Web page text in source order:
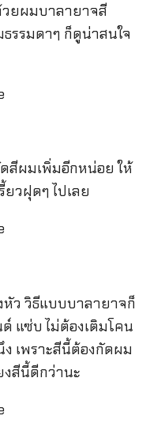
วยผมบาลายาจสี
รรมดาๆ ก็ดูน่าสนใจ
สีผมเพิ่มอีกหน่อย ให้
วฝุดๆ ไปเลย
ว วิธีแบบบาลายาจก็
แซ่บ ไม่ต้องเติมโคน
เพราะสีนี้ต้องกัดผม
งสีนี้ดีกว่านะ